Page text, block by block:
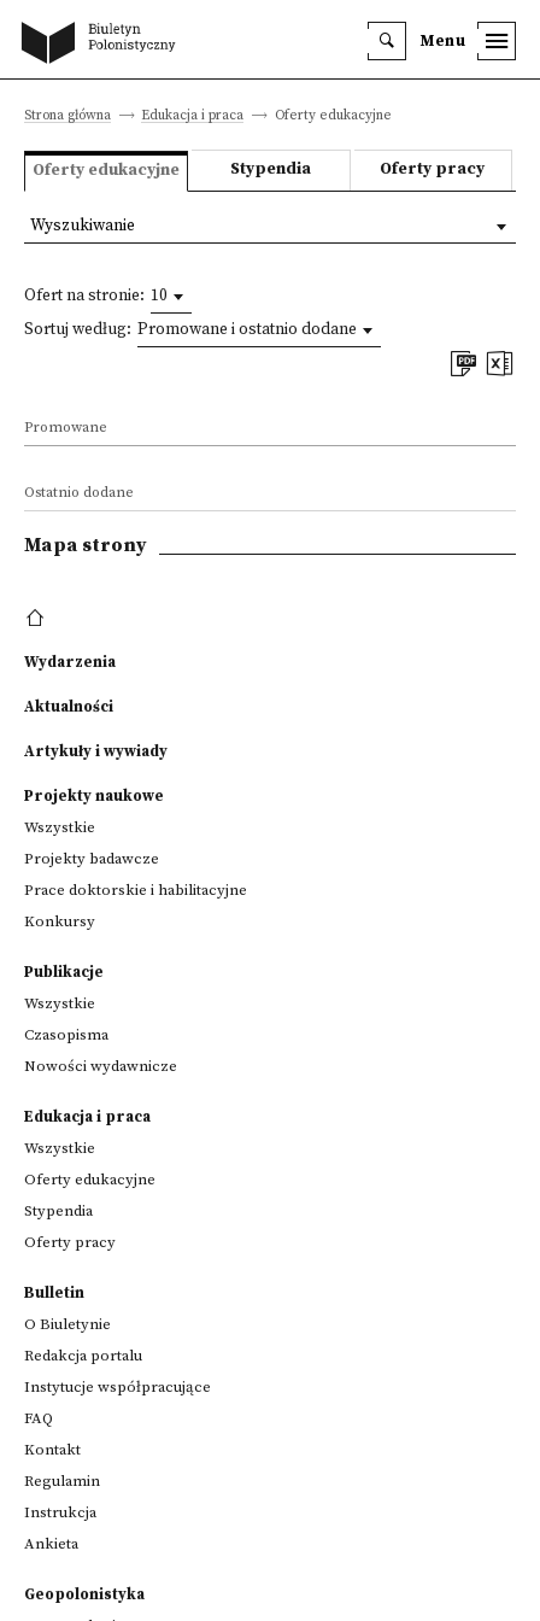
Menu
Strona główna Edukacja i praca Oferty edukacyjne
Oferty edukacyjne Stypendia Oferty pracy
Ofert na stronie: 10
Sortuj według: Promowane i ostatnio dodane
Promowane
Ostatnio dodane
Wyszukiwanie
Mapa strony
Wydarzenia
Aktualności
Artykuły i wywiady
Projekty naukowe
Wszystkie
Projekty badawcze
Prace doktorskie i habilitacyjne
Konkursy
Publikacje
Wszystkie
Czasopisma
Nowości wydawnicze
Edukacja i praca
Wszystkie
Oferty edukacyjne
Stypendia
Oferty pracy
Bulletin
O Biuletynie
Redakcja portalu
Instytucje współpracujące
FAQ
Kontakt
Regulamin
Instrukcja
Ankieta
Geopolonistyka